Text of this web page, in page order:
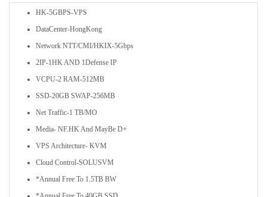
HK-5GBPS-VPS
DataCenter-HongKong
Network NTT/CMI/HKIX-5Gbps
2IP-1HK AND 1Defense IP
VCPU-2 RAM-512MB
SSD-20GB SWAP-256MB
Net Traffic-1 TB/MO
Media- NF.HK And MayBe D+
VPS Architecture- KVM
Cloud Control-SOLUSVM
*Annual Free To 1.5TB BW